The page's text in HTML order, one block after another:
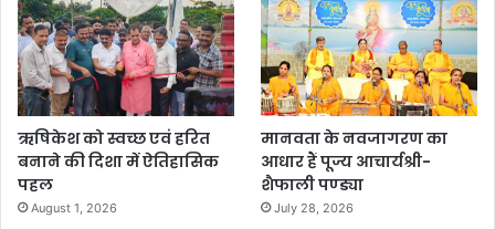
ऋषिकेश को स्वच्छ एवं हरित
बनाने की दिशा में ऐतिहासिक
पहल
August 1, 2026
मानवता के नवजागरण का
आधार हैं पूज्य आचार्यश्री-
शैफाली पण्ड्या
July 28, 2026